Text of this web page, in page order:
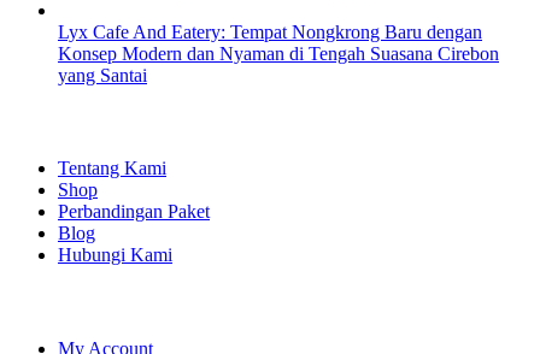
Lyx Cafe And Eatery: Tempat Nongkrong Baru dengan
Konsep Modern dan Nyaman di Tengah Suasana Cirebon
yang Santai
Tentang Kami
Shop
Perbandingan Paket
Blog
Hubungi Kami
My Account